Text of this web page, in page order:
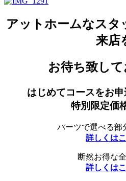
アットホームなスタ
来店
お待ち致し
はじめてコースをお
特別限定価
パーツで選べる部
詳しくは
断然お得な
詳しくは